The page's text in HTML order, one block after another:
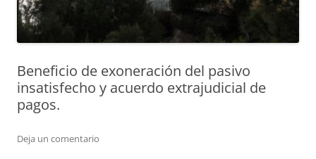
Beneficio de exoneración del pasivo
insatisfecho y acuerdo extrajudicial de
pagos.
Deja un comentario